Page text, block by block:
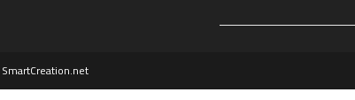
SmartCreation.net